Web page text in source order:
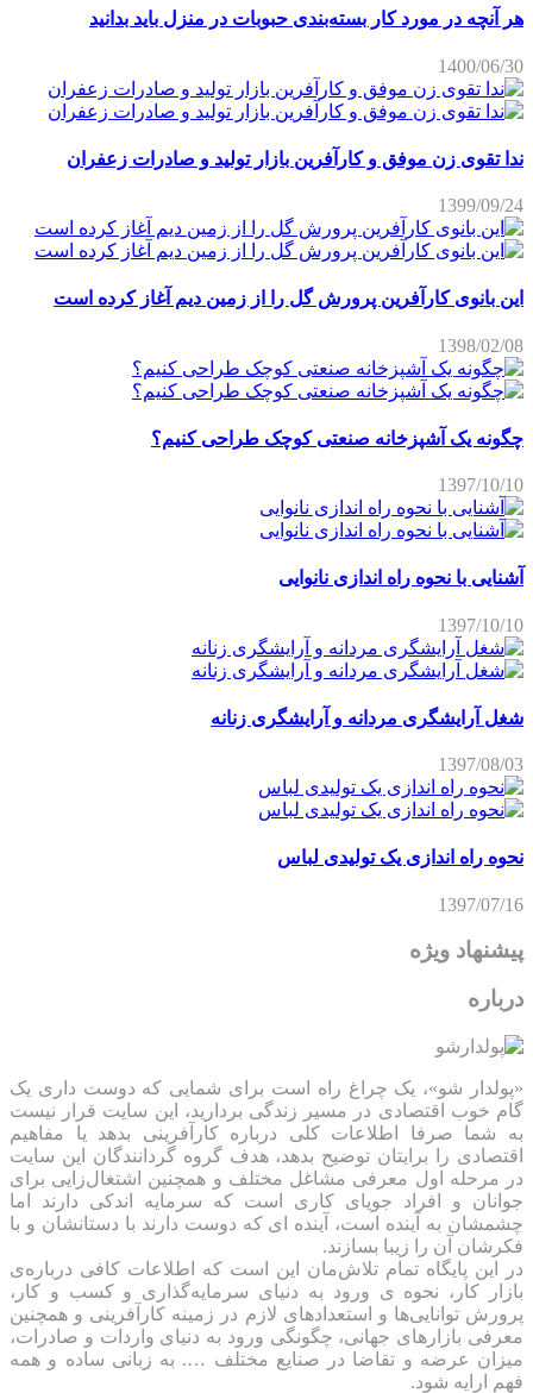
هر آنچه در مورد کار بسته‌بندی حبوبات در منزل باید بدانید
1400/06/30
ندا تقوی زن موفق و کارآفرین بازار تولید و صادرات زعفران
1399/09/24
این بانوی کارآفرین پرورش گل را از زمین دیم آغاز کرده است
1398/02/08
چگونه یک آشپزخانه صنعتی کوچک طراحی کنیم؟
1397/10/10
آشنایی با نحوه راه اندازی نانوایی
1397/10/10
شغل آرایشگری مردانه و آرایشگری زنانه
1397/08/03
نحوه راه اندازی یک تولیدی لباس
1397/07/16
پیشنهاد ویژه
درباره
«پولدار شو»، یک چراغ راه است برای شمایی که دوست داری یک
گام خوب اقتصادی در مسیر زندگی بردارید، این سایت قرار نیست
به شما صرفا اطلاعات کلی درباره کارآفرینی بدهد یا مفاهیم
اقتصادی را برایتان توضیح بدهد، هدف گروه گردانندگان این سایت
در مرحله اول معرفی مشاغل مختلف و همچنین اشتغال‌زایی برای
جوانان و افراد جویای کاری است که سرمایه اندکی دارند اما
چشمشان به آینده است، آینده ای که دوست دارند با دستانشان و با
فکرشان آن را زیبا بسازند.
در این پایگاه تمام تلاش‌مان این است که ‌اطلاعات کافی درباره‌ی
بازار کار، نحوه ی ورود به دنیای سرمایه‌گذاری و کسب و کار،
پرورش توانایی‌ها و استعدادهای لازم در زمینه کارآفرینی و همچنین
معرفی بازارهای جهانی، چگونگی ورود به دنیای واردات و صادرات،
میزان عرضه و تقاضا در صنایع مختلف …. به زبانی ساده و همه
فهم ارایه شود.